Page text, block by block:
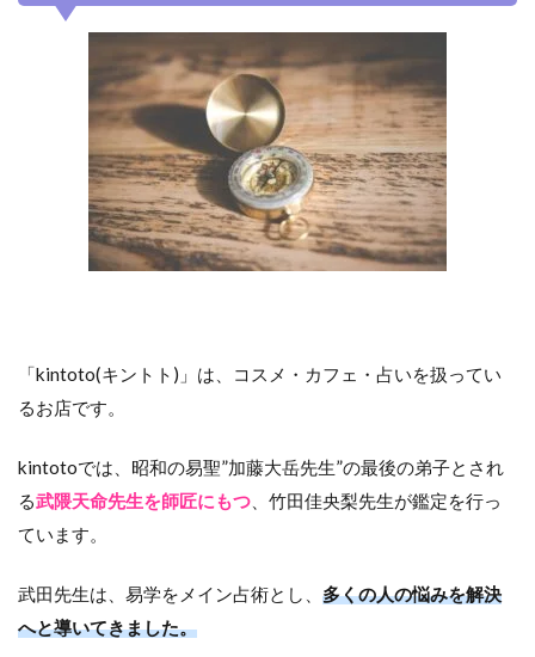
「kintoto(キントト)」は、コスメ・カフェ・占いを扱ってい
るお店です。
kintotoでは、昭和の易聖”加藤大岳先生”の最後の弟子とされ
る武隈天命先生を師匠にもつ 、竹田佳央梨先生が鑑定を行っ
ています。
武田先生は、易学をメイン占術とし、 多くの人の悩みを解決
へと導いてきました。